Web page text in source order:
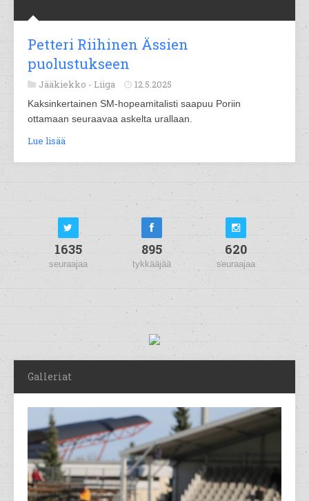
Petteri Riihinen Ässien
puolustukseen
Jääkiekko - Liiga 12.5.2025
Kaksinkertainen SM-hopeamitalisti saapuu Poriin
ottamaan seuraavaa askelta urallaan.
Lue lisää
1635
seuraajaa
895
tykkääjää
620
seuraajaa
Galleriat